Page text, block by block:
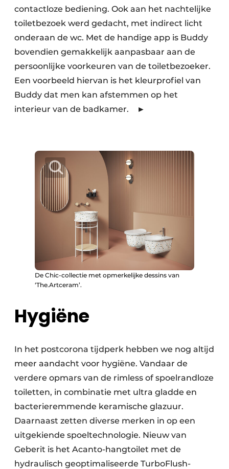
contactloze bediening. Ook aan het nachtelijke
toilet­bezoek werd gedacht, met indirect licht
onderaan de wc. Met de handige app is Buddy
bovendien gemakkelijk aanpasbaar aan de
persoonlijke voorkeuren van de toiletbezoeker.
Een voorbeeld hiervan is het kleurprofiel van
Buddy dat men kan afstemmen op het
interieur van de badkamer. ►
De Chic-collectie met opmerkelijke dessins van
‘The.Artceram’.
Hygiëne
In het postcorona tijdperk hebben we nog altijd
meer aandacht voor hygiëne. Vandaar de
verdere opmars van de rimless of spoelrandloze
toiletten, in combinatie met ultra gladde en
bacterieremmende keramische glazuur.
Daarnaast zetten diverse merken in op een
uitgekiende spoeltechnologie. Nieuw van
Geberit is het Acanto-hangtoilet met de
hydraulisch geoptimaliseerde TurboFlush-